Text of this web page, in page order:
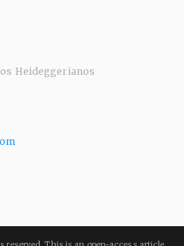
Heideggerianos